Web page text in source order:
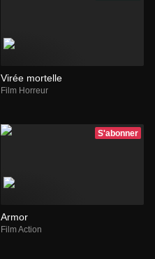
Virée mortelle
Film Horreur
S'abonner
Armor
Film Action